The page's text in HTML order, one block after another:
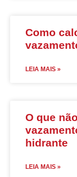
Como
LEIA MAIS »
O que
hidrante
LEIA MAIS »